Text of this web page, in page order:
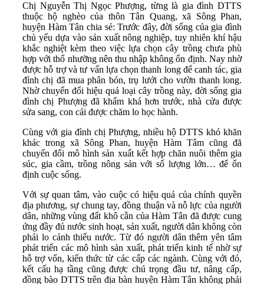
Chị Nguyễn Thị Ngọc Phượng, từng là gia đình DTTS
thuộc hộ nghèo của thôn Tân Quang, xã Sông Phan,
huyện Hàm Tân chia sẻ: Trước đây, đời sống của gia đình
chủ yếu dựa vào sản xuất nông nghiệp, tuy nhiên khí hậu
khắc nghiệt kèm theo việc lựa chọn cây trồng chưa phù
hợp với thổ nhưỡng nên thu nhập không ổn định. Nay nhờ
được hỗ trợ và tư vấn lựa chọn thanh long để canh tác, gia
đình chị đã mua phân bón, trụ lưới cho vườn thanh long.
Nhờ chuyển đổi hiệu quả loại cây trồng này, đời sống gia
đình chị Phượng đã khấm khá hơn trước, nhà cửa được
sửa sang, con cái được chăm lo học hành.
Cùng với gia đình chị Phượng, nhiều hộ DTTS khó khăn
khác trong xã Sông Phan, huyện Hàm Tâm cũng đã
chuyển đổi mô hình sản xuất kết hợp chăn nuôi thêm gia
súc, gia cầm, trồng nông sản với số lượng lớn… để ổn
định cuộc sống.
Với sự quan tâm, vào cuộc có hiệu quả của chính quyền
địa phương, sự chung tay, đồng thuận và nỗ lực của người
dân, những vùng đất khô cằn của Hàm Tân đã được cung
ứng đầy đủ nước sinh hoạt, sản xuất, người dân không còn
phải lo cảnh thiếu nước. Từ đó người dân thêm yên tâm
phát triển các mô hình sản xuất, phát triển kinh tế nhờ sự
hỗ trợ vốn, kiến thức từ các cấp các ngành. Cùng với đó,
kết cấu hạ tầng cũng được chú trọng đầu tư, nâng cấp,
đồng bào DTTS trên địa bàn huyện Hàm Tân không phải